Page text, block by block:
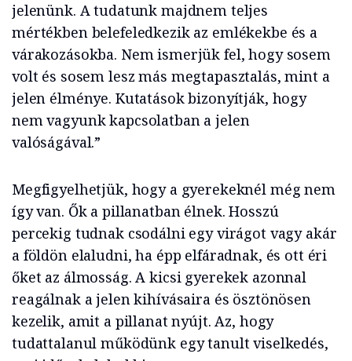
jelenünk. A tudatunk majdnem teljes
mértékben belefeledkezik az emlékekbe és a
várakozásokba. Nem ismerjük fel, hogy sosem
volt és sosem lesz más megtapasztalás, mint a
jelen élménye. Kutatások bizonyítják, hogy
nem vagyunk kapcsolatban a jelen
valóságával.”
Megfigyelhetjük, hogy a gyerekeknél még nem
így van. Ők a pillanatban élnek. Hosszú
percekig tudnak csodálni egy virágot vagy akár
a földön elaludni, ha épp elfáradnak, és ott éri
őket az álmosság. A kicsi gyerekek azonnal
reagálnak a jelen kihívásaira és ösztönösen
kezelik, amit a pillanat nyújt. Az, hogy
tudattalanul működünk egy tanult viselkedés,